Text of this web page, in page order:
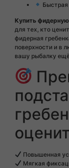
Купить
для тех, кто
фидерная
поверхности и в
вашу рыбалку
Повышенная
Мягкая